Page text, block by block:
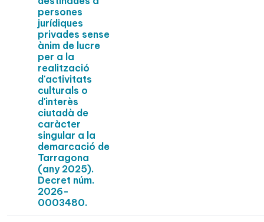
persones
jurídiques
privades sense
ànim de lucre
per a la
realització
d'activitats
culturals o
d'interès
ciutadà de
caràcter
singular a la
demarcació de
Tarragona
(any 2025).
Decret núm.
2026-
0003480.